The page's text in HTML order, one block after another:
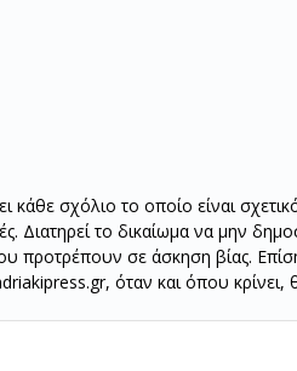
κάθε σχόλιο το οποίο είναι
Διατηρεί το δικαίωμα να μην
προτρέπουν σε άσκηση βίας.
όταν και όπου κρίνει,